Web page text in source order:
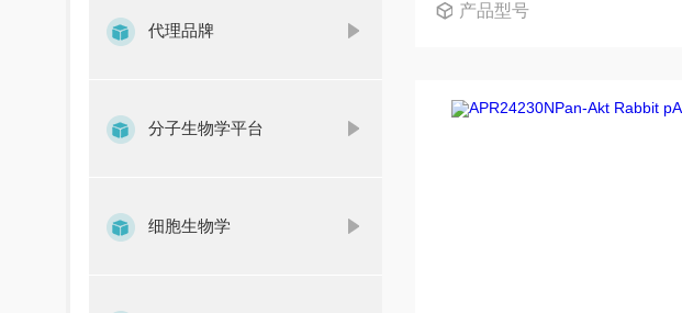
代理品牌
分子生物学平台
细胞生物学
产品型号